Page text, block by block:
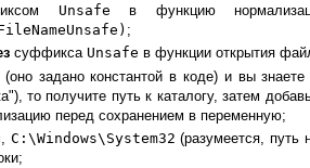
Unsafe в функцию
;
суффикса Unsafe в функции открытия
задано константой в коде) и вы
то получите путь к каталогу, затем
перед сохранением в переменную;
C:\Windows\System32 (разумеется, путь